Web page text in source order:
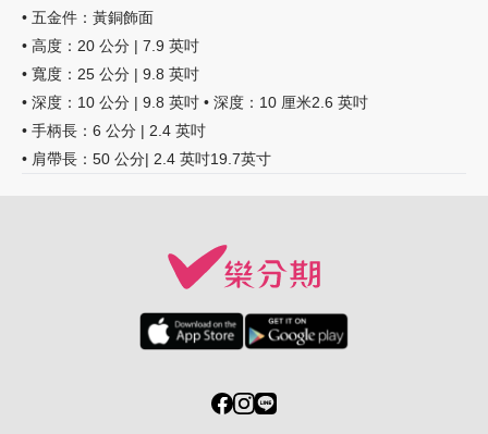
• 五金件：黃銅飾面
• 高度：20 公分 | 7.9 英吋
• 寬度：25 公分 | 9.8 英吋
• 深度：10 公分 | 9.8 英吋 • 深度：10 厘米2.6 英吋
• 手柄長：6 公分 | 2.4 英吋
• 肩帶長：50 公分| 2.4 英吋19.7英寸